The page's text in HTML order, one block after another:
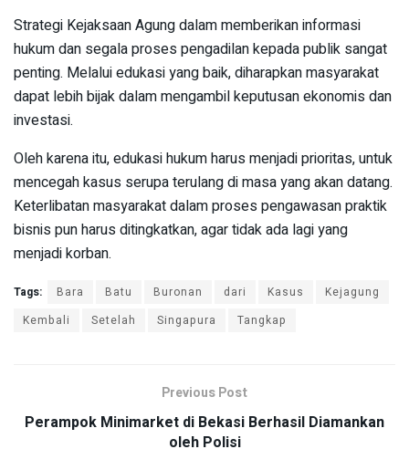
Strategi Kejaksaan Agung dalam memberikan informasi
hukum dan segala proses pengadilan kepada publik sangat
penting. Melalui edukasi yang baik, diharapkan masyarakat
dapat lebih bijak dalam mengambil keputusan ekonomis dan
investasi.
Oleh karena itu, edukasi hukum harus menjadi prioritas, untuk
mencegah kasus serupa terulang di masa yang akan datang.
Keterlibatan masyarakat dalam proses pengawasan praktik
bisnis pun harus ditingkatkan, agar tidak ada lagi yang
menjadi korban.
Tags: Bara Batu Buronan dari Kasus
Kejagung
Kembali
Setelah Singapura Tangkap
Previous Post
Perampok Minimarket di Bekasi Berhasil Diamankan
oleh Polisi